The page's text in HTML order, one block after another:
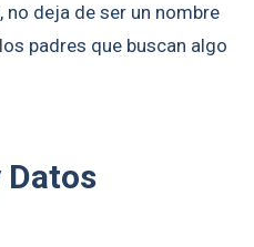
no deja de ser un nombre
padres que buscan algo
Datos